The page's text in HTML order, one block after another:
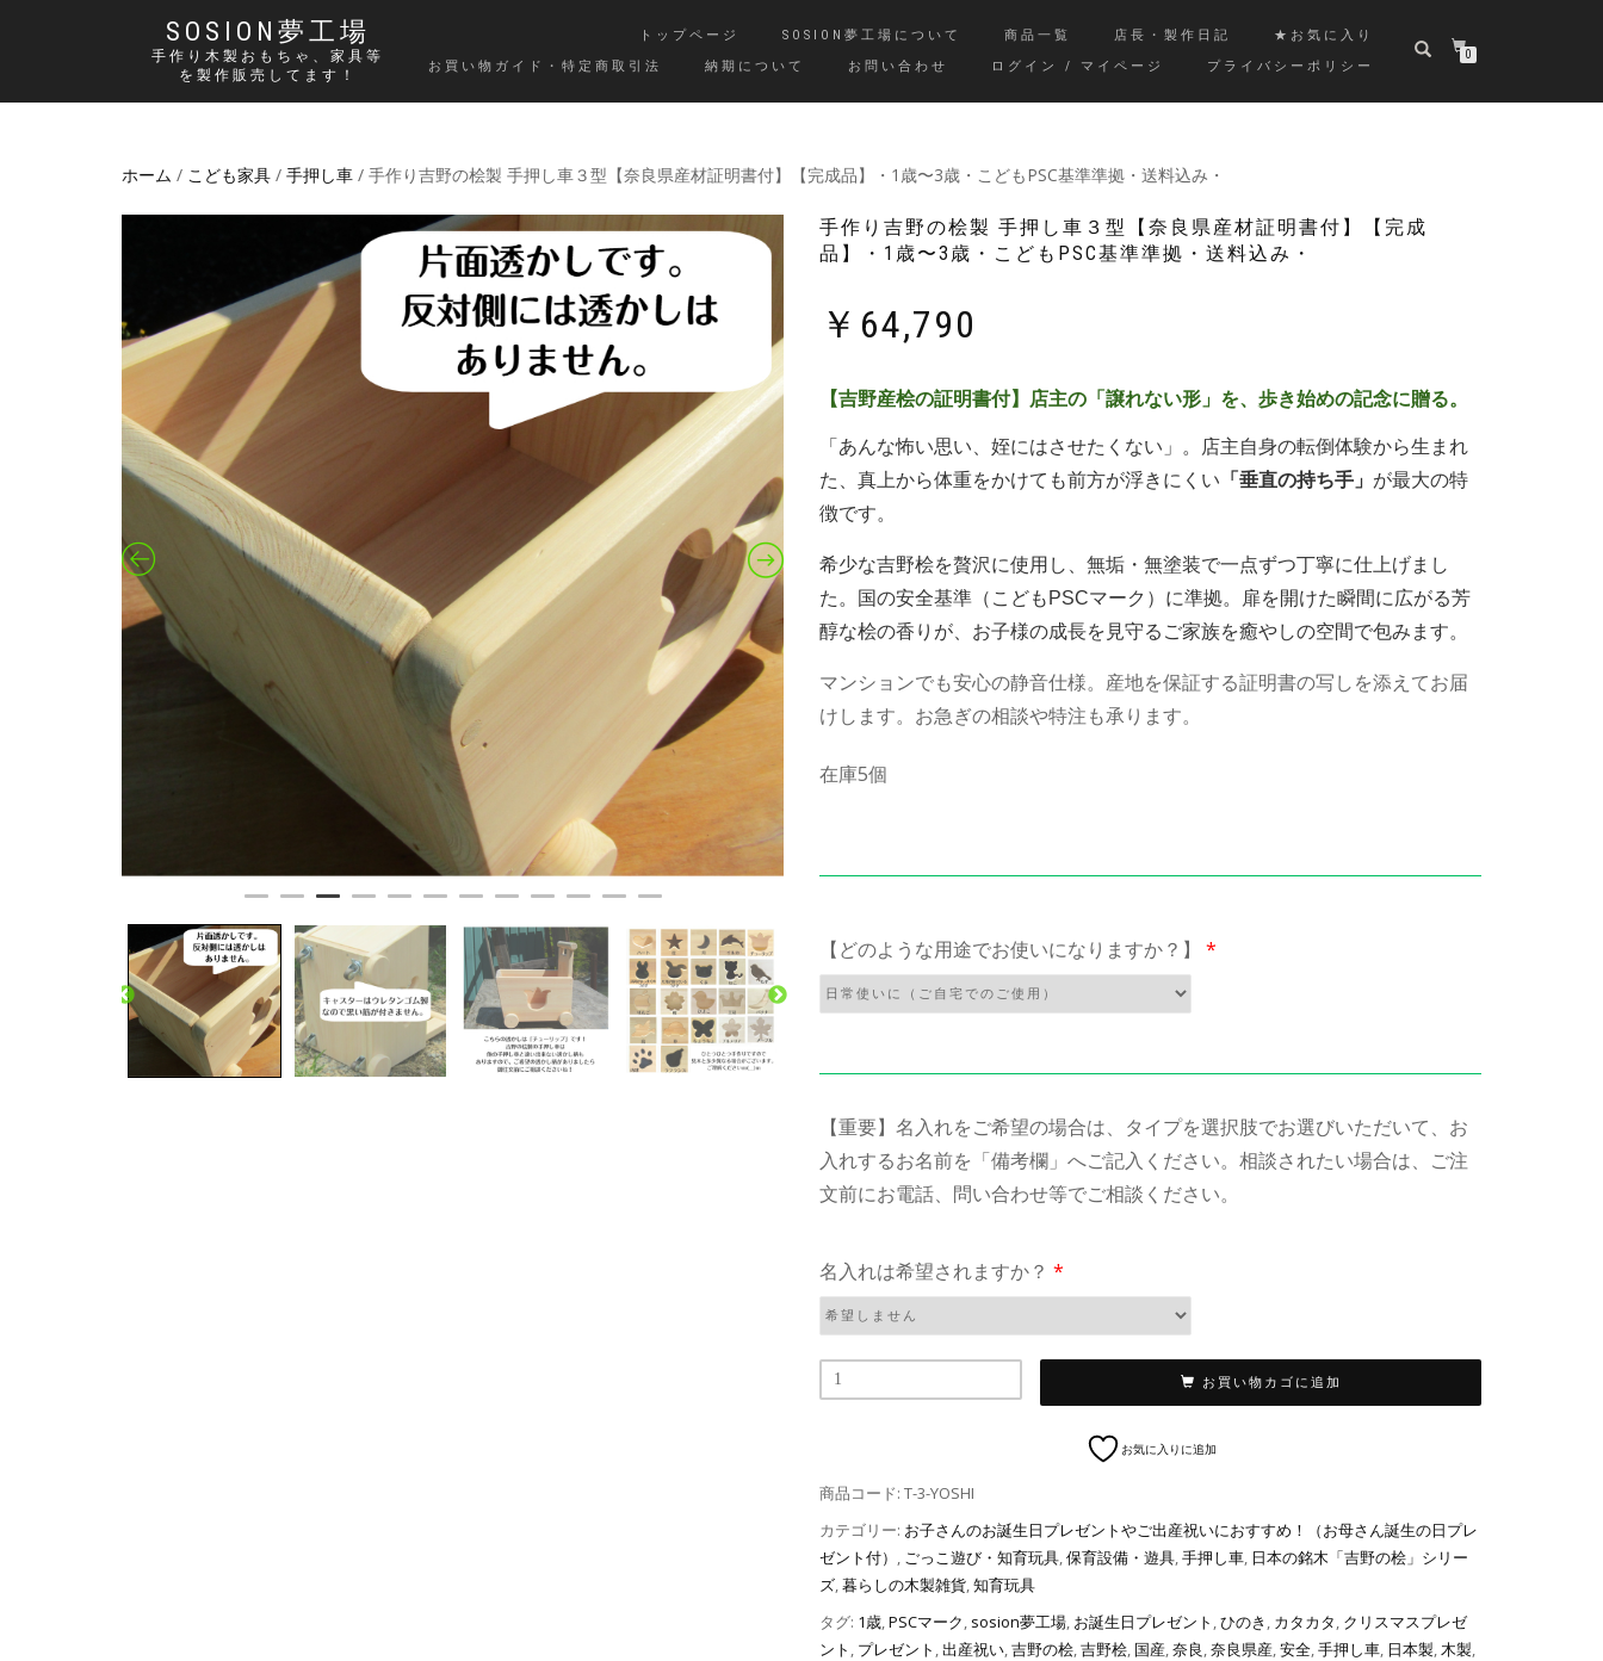
SOSION夢工場
手作り木製おもちゃ、家具等
を製作販売してます！
トップページ SOSION夢工場について 商品一覧 店長・製作日記
★お気に入り
お買い物ガイド・特定商取引法
納期について お問い合わせ ログイン / マイページ プライバシーポリシー
0
ホーム / こども家具 / 手押し車 / 手作り吉野の桧製 手押し車３型【奈良県産材証明書付】【完成品】・1歳〜3歳・こどもPSC基準準拠・送料込み・
手作り吉野の桧製 手押し車３型【奈良県産材証明書付】【完成
品】・1歳〜3歳・こどもPSC基準準拠・送料込み・
￥ 64,790
【吉野産桧の証明書付】店主の「譲れない形」を、歩き始めの記念に贈る。
「あんな怖い思い、姪にはさせたくない」。店主自身の転倒体験から生まれ
た、真上から体重をかけても前方が浮きにくい 「垂直の持ち手」 が最大の特
徴です。
希少な吉野桧を贅沢に使用し、無垢・無塗装で一点ずつ丁寧に仕上げまし
た。国の安全基準（こどもPSCマーク）に準拠。扉を開けた瞬間に広がる芳
醇な桧の香りが、お子様の成長を見守るご家族を癒やしの空間で包みます。
マンションでも安心の静音仕様。産地を保証する証明書の写しを添えてお届
けします。お急ぎの相談や特注も承ります。
在庫5個
【どのような用途でお使いになりますか？】 *
【重要】名入れをご希望の場合は、タイプを選択肢でお選びいただいて、お
入れするお名前を「備考欄」へご記入ください。相談されたい場合は、ご注
文前にお電話、問い合わせ等でご相談ください。
名入れは希望されますか？ *
お買い物カゴに追加
お気に入りに追加
商品コード: T-3-YOSHI
カテゴリー: お子さんのお誕生日プレゼントやご出産祝いにおすすめ！（お母さん誕生の日プレ
ゼント付） , ごっこ遊び・知育玩具,保育設備・遊具,手押し車, 日本の銘木「吉野の桧」シリー
ズ,暮らしの木製雑貨,知育玩具
タグ: 1歳,PSCマーク, sosion夢工場, お誕生日プレゼント ,ひのき , カタカタ, クリスマスプレゼ
ント , プレゼント ,出産祝い,吉野の桧,吉野桧, 国産,奈良,奈良県産,安全,手押し車, 日本製,木製,